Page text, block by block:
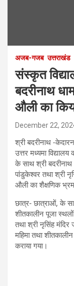
अजब-गजब उत्तराखंड
संस्कृत
बदरीनाथ
औली का
December 22,
श्री बदरीनाथ -
उत्तर मध्यमा
के साथ श्री
पांडुकेश्वर तथा श्री
औली का शैक्षणिक
छात्र- छात्राओं, के साथ
शीतकालीन पूजा
तथा श्री नृसिंह मंदिर
महिमा तथा
कराया गया।